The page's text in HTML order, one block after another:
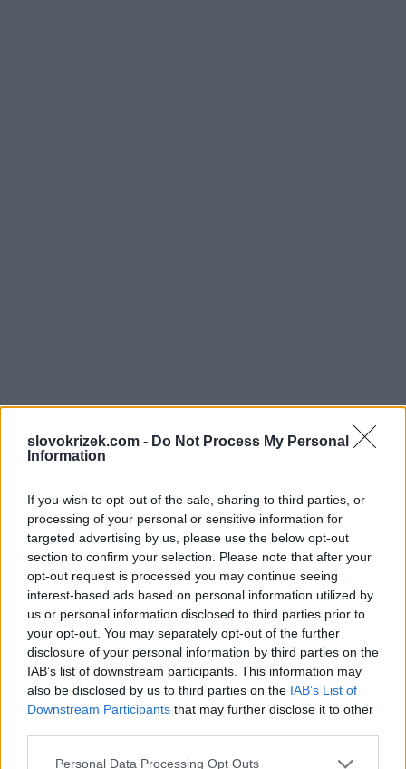
slovokrizek.com - Do Not Process My Personal
Information
If you wish to opt-out of the sale, sharing to third parties, or
processing of your personal or sensitive information for
targeted advertising by us, please use the below opt-out
section to confirm your selection. Please note that after your
opt-out request is processed you may continue seeing
interest-based ads based on personal information utilized by
us or personal information disclosed to third parties prior to
your opt-out. You may separately opt-out of the further
disclosure of your personal information by third parties on the
IAB’s list of downstream participants. This information may
also be disclosed by us to third parties on the IAB’s List of
Downstream Participants that may further disclose it to other
Personal Data Processing Opt Outs